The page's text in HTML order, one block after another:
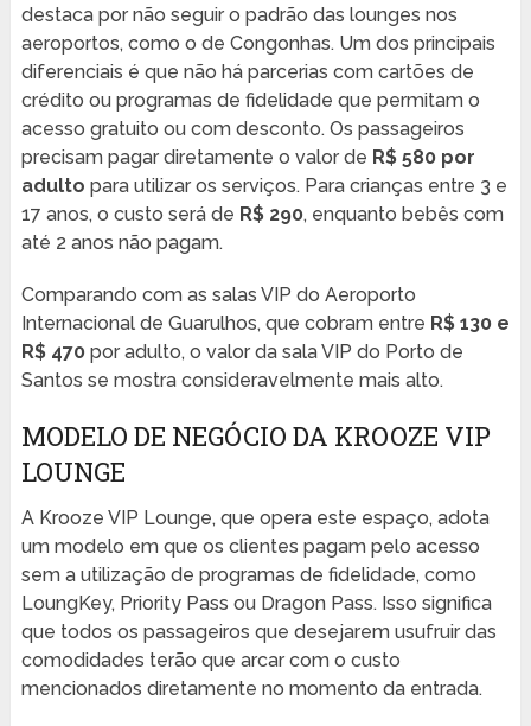
destaca por não seguir o padrão das lounges nos
aeroportos, como o de Congonhas. Um dos principais
diferenciais é que não há parcerias com cartões de
crédito ou programas de fidelidade que permitam o
acesso gratuito ou com desconto. Os passageiros
precisam pagar diretamente o valor de R$ 580 por
adulto para utilizar os serviços. Para crianças entre 3 e
17 anos, o custo será de R$ 290, enquanto bebês com
até 2 anos não pagam.
Comparando com as salas VIP do Aeroporto
Internacional de Guarulhos, que cobram entre R$ 130 e
R$ 470por adulto, o valor da sala VIP do Porto de
Santos se mostra consideravelmente mais alto.
MODELO DE NEGÓCIO DA KROOZE VIP
LOUNGE
A Krooze VIP Lounge, que opera este espaço, adota
um modelo em que os clientes pagam pelo acesso
sem a utilização de programas de fidelidade, como
LoungKey, Priority Pass ou Dragon Pass. Isso significa
que todos os passageiros que desejarem usufruir das
comodidades terão que arcar com o custo
mencionados diretamente no momento da entrada.